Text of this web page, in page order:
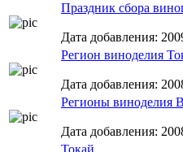
Праздник сбора
Дата добавления:
Регион виноделия
Дата добавления:
Регионы виноделия
Дата добавления:
Токай